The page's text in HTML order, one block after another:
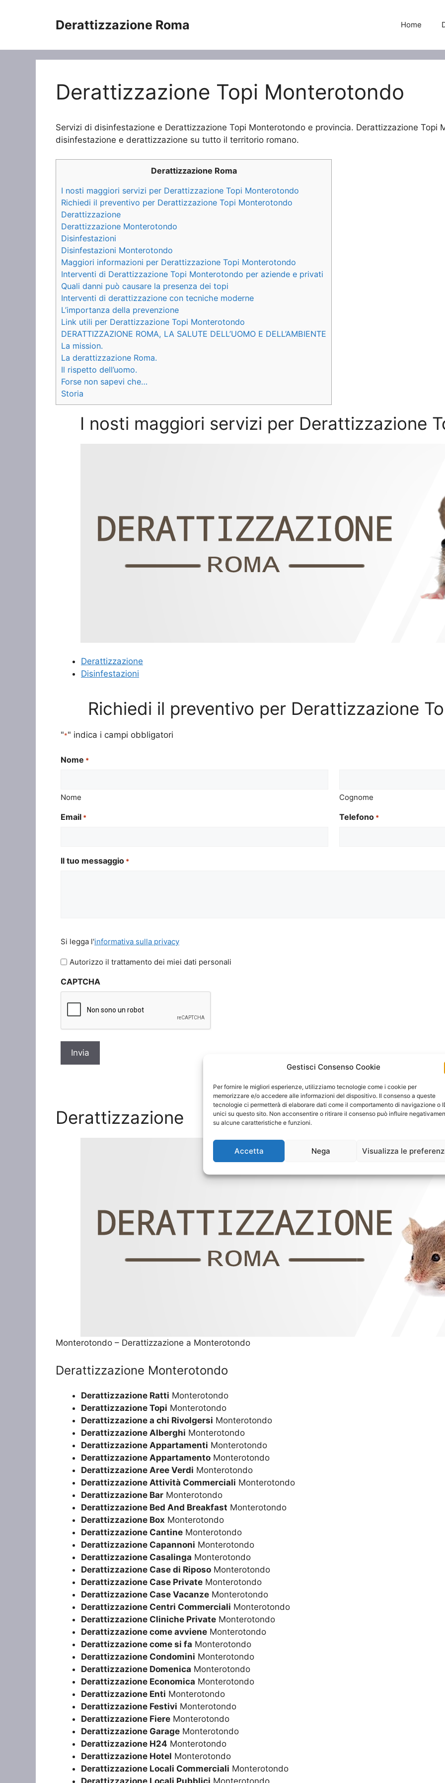
Gestisci Consenso Cookie
Per fornire le migliori esperienze, utilizziamo tecnologie come i cookie per
memorizzare e/o accedere alle informazioni del dispositivo. Il consenso a queste
tecnologie ci permetterà di elaborare dati come il comportamento di navigazione o
unici su questo sito. Non acconsentire o ritirare il consenso può influire
su alcune caratteristiche e funzioni.
Accetta Nega Visualizza le
Derattizzazione Roma Home
Derattizzazione Topi Monterotondo
Servizi di disinfestazione e Derattizzazione Topi Monterotondo e provincia. Derattizzazione Topi
disinfestazione e derattizzazione su tutto il territorio romano.
Derattizzazione Roma
I nosti maggiori servizi per Derattizzazione Topi Monterotondo
Richiedi il preventivo per Derattizzazione Topi Monterotondo
Derattizzazione
Derattizzazione Monterotondo
Disinfestazioni
Disinfestazioni Monterotondo
Maggiori informazioni per Derattizzazione Topi Monterotondo
Interventi di Derattizzazione Topi Monterotondo per aziende e privati
Quali danni può causare la presenza dei topi
Interventi di derattizzazione con tecniche moderne
L’importanza della prevenzione
Link utili per Derattizzazione Topi Monterotondo
DERATTIZZAZIONE ROMA, LA SALUTE DELL’UOMO E DELL’AMBIENTE
La mission.
La derattizzazione Roma.
Il rispetto dell’uomo.
Forse non sapevi che…
Storia
I nosti maggiori servizi per Derattizzazione
Derattizzazione
Disinfestazioni
Richiedi il preventivo per Derattizzazione
"*" indica i campi obbligatori
Nome *
Nome Cognome
Email * Telefono *
Il tuo messaggio *
legga
l'informativa
privacy
Si legga l'informativa sulla privacy
Autorizzo il trattamento dei miei dati personali
CAPTCHA
Derattizzazione
Monterotondo – Derattizzazione a Monterotondo
Derattizzazione Monterotondo
Derattizzazione Ratti Monterotondo
Derattizzazione Topi Monterotondo
Derattizzazione a chi Rivolgersi Monterotondo
Derattizzazione Alberghi Monterotondo
Derattizzazione Appartamenti Monterotondo
Derattizzazione Appartamento Monterotondo
Derattizzazione Aree Verdi Monterotondo
Derattizzazione Attività Commerciali Monterotondo
Derattizzazione Bar Monterotondo
Derattizzazione Bed And Breakfast Monterotondo
Derattizzazione Box Monterotondo
Derattizzazione Cantine Monterotondo
Derattizzazione Capannoni Monterotondo
Derattizzazione Casalinga Monterotondo
Derattizzazione Case di Riposo Monterotondo
Derattizzazione Case Private Monterotondo
Derattizzazione Case Vacanze Monterotondo
Derattizzazione Centri Commerciali Monterotondo
Derattizzazione Cliniche Private Monterotondo
Derattizzazione come avviene Monterotondo
Derattizzazione come si fa Monterotondo
Derattizzazione Condomini Monterotondo
Derattizzazione Domenica Monterotondo
Derattizzazione Economica Monterotondo
Derattizzazione Enti Monterotondo
Derattizzazione Festivi Monterotondo
Derattizzazione Fiere Monterotondo
Derattizzazione Garage Monterotondo
Derattizzazione H24 Monterotondo
Derattizzazione Hotel Monterotondo
Derattizzazione Locali Commerciali Monterotondo